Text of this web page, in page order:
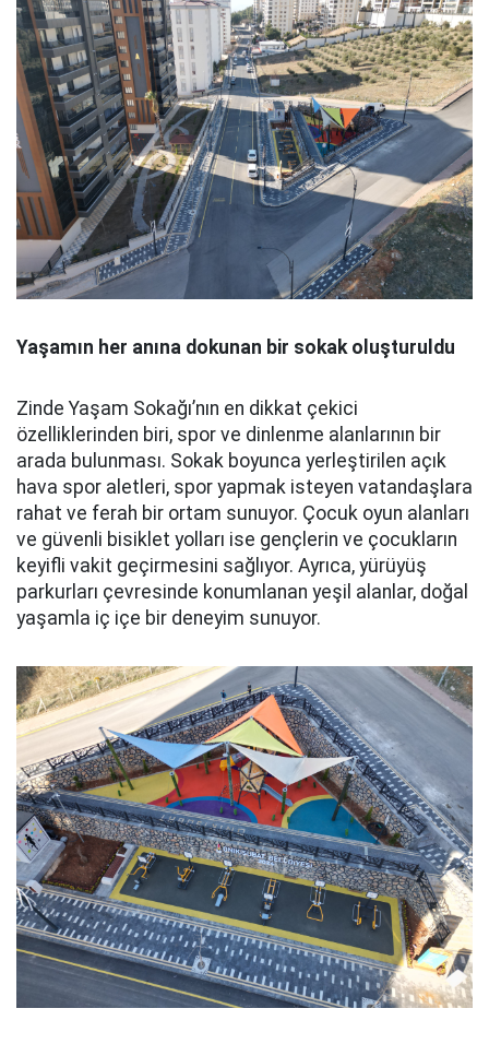
Yaşamın her anına dokunan bir sokak oluşturuldu
Zinde Yaşam Sokağı’nın en dikkat çekici
özelliklerinden biri, spor ve dinlenme alanlarının bir
arada bulunması. Sokak boyunca yerleştirilen açık
hava spor aletleri, spor yapmak isteyen vatandaşlara
rahat ve ferah bir ortam sunuyor. Çocuk oyun alanları
ve güvenli bisiklet yolları ise gençlerin ve çocukların
keyifli vakit geçirmesini sağlıyor. Ayrıca, yürüyüş
parkurları çevresinde konumlanan yeşil alanlar, doğal
yaşamla iç içe bir deneyim sunuyor.